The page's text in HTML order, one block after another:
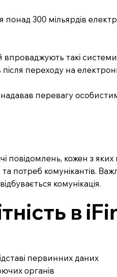
300 мільярдів
такі
переходу на
перевагу
повідомлень, кожен з
потреб комунікантів.
комунікація.
в
первинних даних
органів